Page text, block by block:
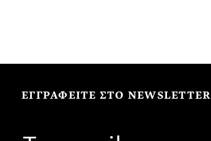
ΕΓΓΡΑΦΕΙΤΕ ΣΤΟ NEWSLETTER